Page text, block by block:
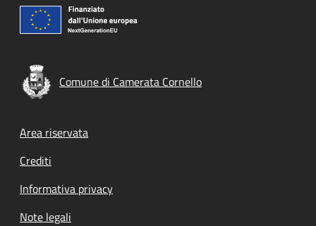
Comune di Camerata Cornello
Footer menu
Area riservata
Crediti
Informativa privacy
Note legali